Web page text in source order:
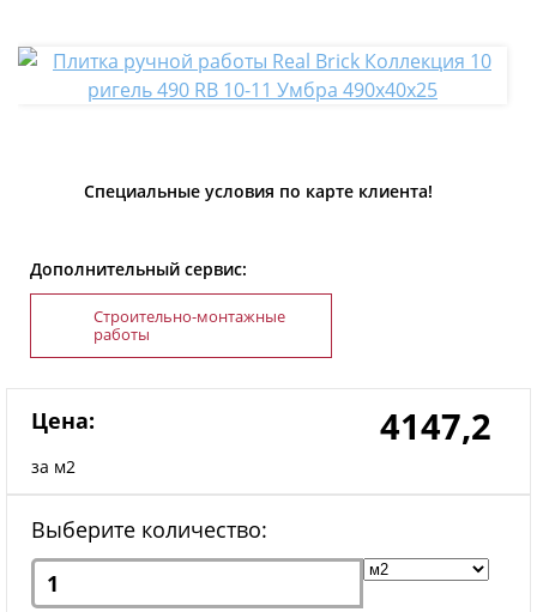
Специальные условия по карте клиента!
Дополнительный сервис:
Строительно-монтажные
работы
Цена:
за м2
4147,2
Выберите количество: